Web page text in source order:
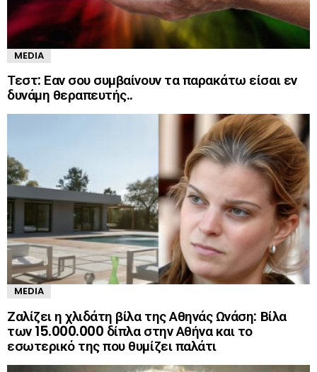
MEDIA
Τεστ: Εαν σου συμβαίνουν τα παρακάτω είσαι εν
δυνάμη θεραπευτής..
MEDIA
Ζαλίζει η χλιδάτη βίλα της Αθηνάς Ωνάση: Βίλα
των 15.000.000 δίπλα στην Αθήνα και το
εσωτερικό της που θυμίζει παλάτι